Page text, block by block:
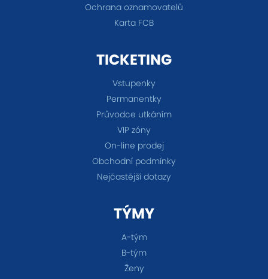
Ochrana oznamovatelů
Karta FCB
TICKETING
Vstupenky
Permanentky
Průvodce utkáním
VIP zóny
On-line prodej
Obchodní podmínky
Nejčastější dotazy
TÝMY
A-tým
B-tým
Ženy